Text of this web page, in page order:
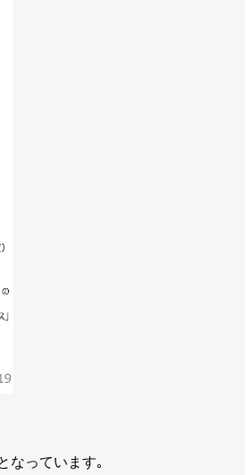
なっています｡